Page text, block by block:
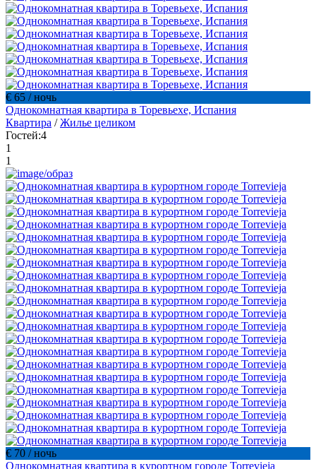
€ 65 / ночь
Однокомнатная квартира в Торевьехе, Испания
Квартира /Жилье целиком
Гостей:4
1
1
€ 70 / ночь
Однокомнатная квартира в курортном городе Torrevieja